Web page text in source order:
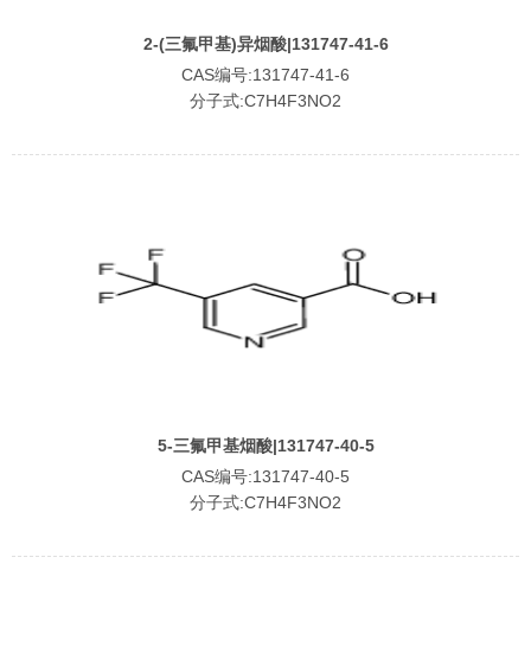
2-(三氟甲基)异烟酸|131747-41-6
CAS编号:131747-41-6
分子式:C7H4F3NO2
5-三氟甲基烟酸|131747-40-5
CAS编号:131747-40-5
分子式:C7H4F3NO2